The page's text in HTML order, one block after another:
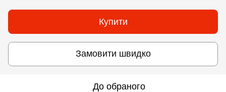
Купити
Замовити швидко
До обраного